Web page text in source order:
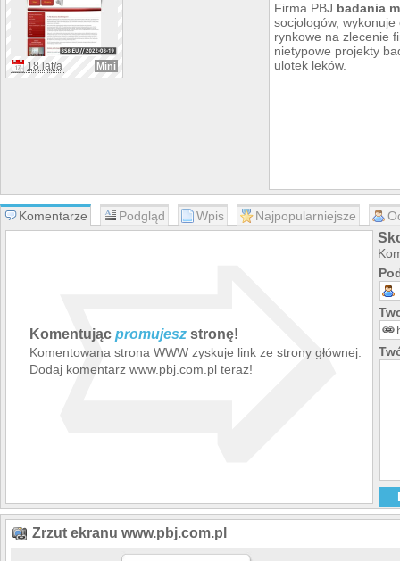
18 lat/a Mini
Firma PBJ badania
socjologów,
rynkowe na zlecenie
nietypowe projekty
ulotek leków.
Komentarze Podgląd Wpis Najpopularniejsze
Komentując promujesz stronę!
Komentowana strona WWW zyskuje link ze strony głównej.
Dodaj komentarz www.pbj.com.pl teraz!
➯
Zrzut ekranu www.pbj.com.pl